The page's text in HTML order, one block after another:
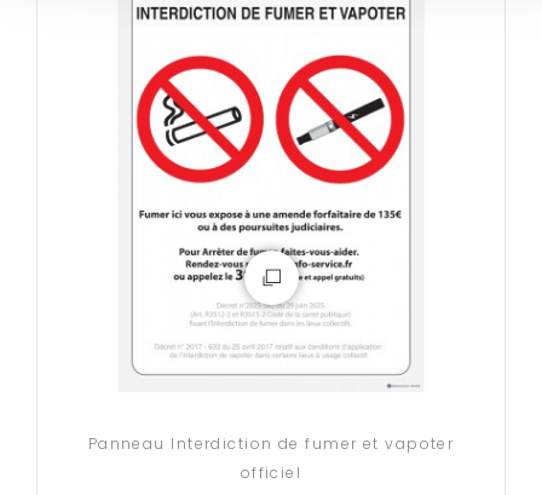
Panneau Interdiction de fumer et vapoter
officiel